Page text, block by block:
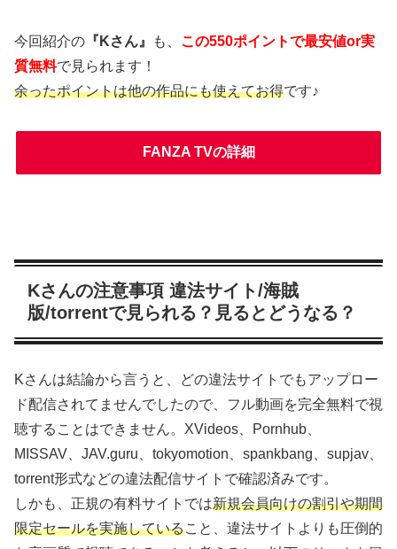
今回紹介の 『Kさん』 も、 この550ポイントで最安値or実
質無料で見られます！
余ったポイントは他の作品にも使えてお得です♪
FANZA TVの詳細
Kさんの注意事項 違法サイト/海賊
版/torrentで見られる？見るとどうなる？
Kさんは結論から言うと、どの違法サイトでもアップロー
ド配信されてませんでしたので、フル動画を完全無料で視
聴することはできません。XVideos、Pornhub、
MISSAV、JAV.guru、tokyomotion、spankbang、supjav、
torrent形式などの違法配信サイトで確認済みです。
しかも、正規の有料サイトでは新規会員向けの割引や期間
限定セールを実施していること、違法サイトよりも圧倒的